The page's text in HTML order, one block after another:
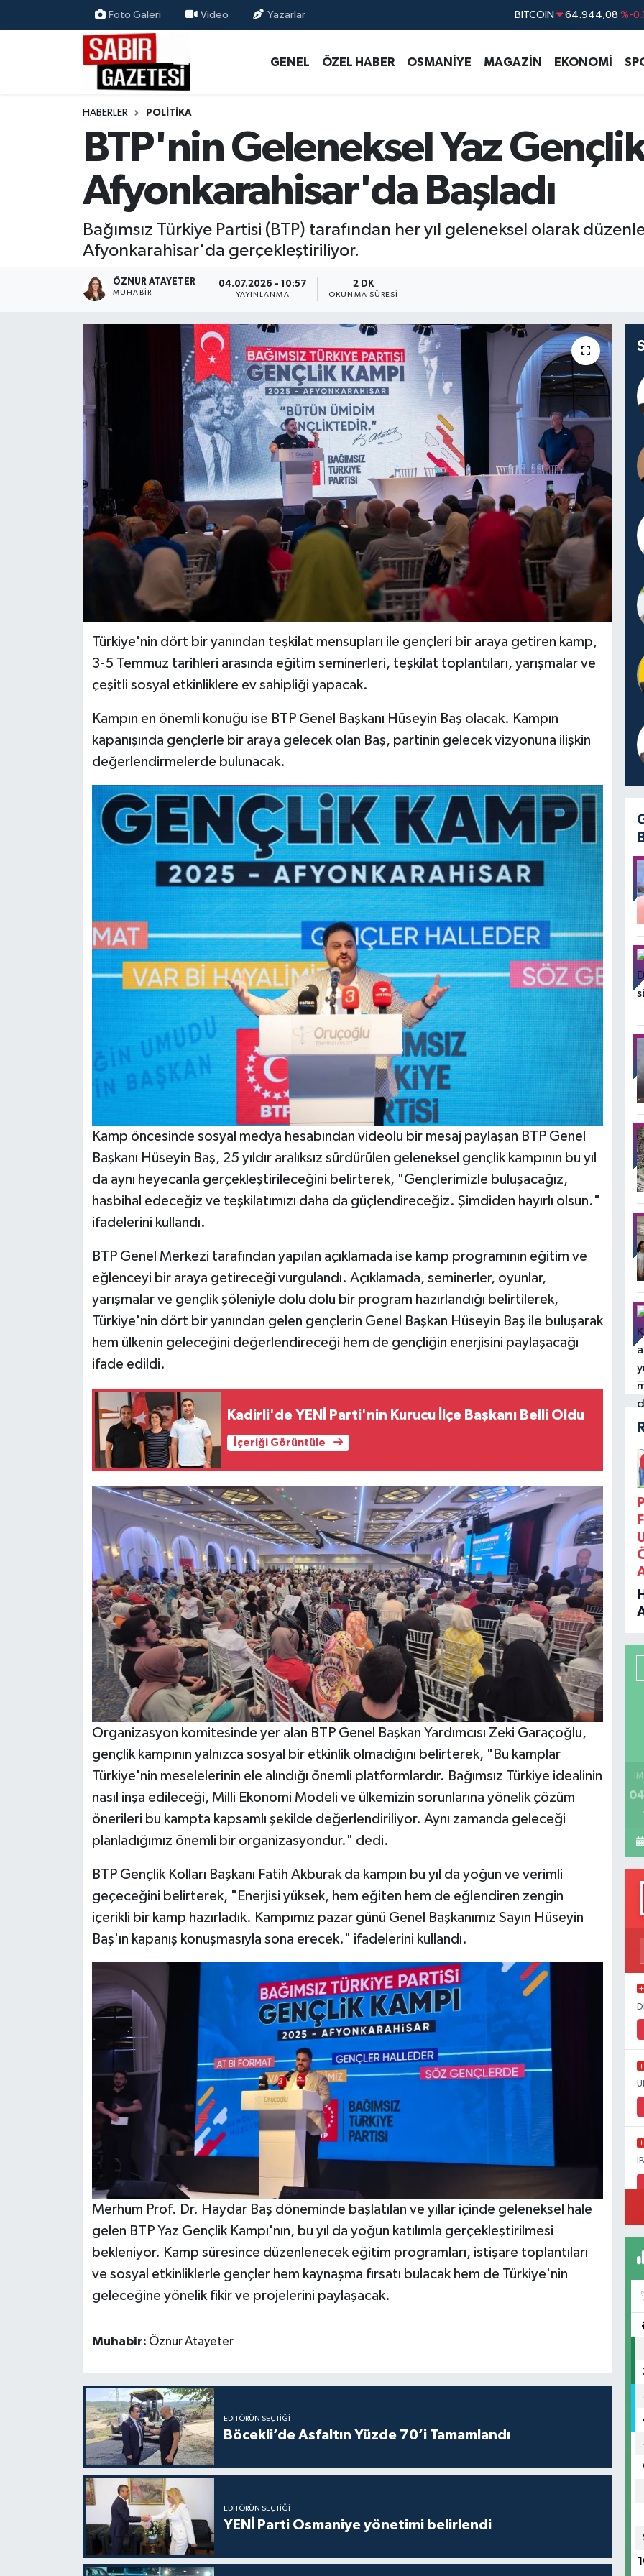
Foto Galeri Video Yazarlar DOLAR 47,7436
STERLİN 64,4811
BITCOIN 64.944,08 %-
GENEL ÖZEL HABER OSMANİYE MAGAZİN EKONOMİ
HABERLER POLITIKA
BTP'nin Geleneksel Yaz
Afyonkarahisar'da Başladı
Bağımsız Türkiye Partisi (BTP) tarafından her yıl geleneksel olarak
Afyonkarahisar'da gerçekleştiriliyor.
ÖZNUR ATAYETER
MUHABIR
04.07.2026 - 10:57
YAYINLANMA
2 DK
OKUNMA SÜRESI
Türkiye'nin dört bir yanından teşkilat mensupları ile gençleri bir araya getiren kamp,
3-5 Temmuz tarihleri arasında eğitim seminerleri, teşkilat toplantıları, yarışmalar ve
çeşitli sosyal etkinliklere ev sahipliği yapacak.
Kampın en önemli konuğu ise BTP Genel Başkanı Hüseyin Baş olacak. Kampın
kapanışında gençlerle bir araya gelecek olan Baş, partinin gelecek vizyonuna ilişkin
değerlendirmelerde bulunacak.
Kamp öncesinde sosyal medya hesabından videolu bir mesaj paylaşan BTP Genel
Başkanı Hüseyin Baş, 25 yıldır aralıksız sürdürülen geleneksel gençlik kampının bu yıl
da aynı heyecanla gerçekleştirileceğini belirterek, "Gençlerimizle buluşacağız,
hasbihal edeceğiz ve teşkilatımızı daha da güçlendireceğiz. Şimdiden hayırlı olsun."
ifadelerini kullandı.
BTP Genel Merkezi tarafından yapılan açıklamada ise kamp programının eğitim ve
eğlenceyi bir araya getireceği vurgulandı. Açıklamada, seminerler, oyunlar,
yarışmalar ve gençlik şöleniyle dolu dolu bir program hazırlandığı belirtilerek,
Türkiye'nin dört bir yanından gelen gençlerin Genel Başkan Hüseyin Baş ile buluşarak
hem ülkenin geleceğini değerlendireceği hem de gençliğin enerjisini paylaşacağı
ifade edildi.
Kadirli'de YENİ Parti'nin Kurucu İlçe Başkanı Belli Oldu
İçeriği Görüntüle
Organizasyon komitesinde yer alan BTP Genel Başkan Yardımcısı Zeki Garaçoğlu,
gençlik kampının yalnızca sosyal bir etkinlik olmadığını belirterek, "Bu kamplar
Türkiye'nin meselelerinin ele alındığı önemli platformlardır. Bağımsız Türkiye idealinin
nasıl inşa edileceği, Milli Ekonomi Modeli ve ülkemizin sorunlarına yönelik çözüm
önerileri bu kampta kapsamlı şekilde değerlendiriliyor. Aynı zamanda geleceği
planladığımız önemli bir organizasyondur." dedi.
BTP Gençlik Kolları Başkanı Fatih Akburak da kampın bu yıl da yoğun ve verimli
geçeceğini belirterek, "Enerjisi yüksek, hem eğiten hem de eğlendiren zengin
içerikli bir kamp hazırladık. Kampımız pazar günü Genel Başkanımız Sayın Hüseyin
Baş'ın kapanış konuşmasıyla sona erecek." ifadelerini kullandı.
Merhum Prof. Dr. Haydar Baş döneminde başlatılan ve yıllar içinde geleneksel hale
gelen BTP Yaz Gençlik Kampı'nın, bu yıl da yoğun katılımla gerçekleştirilmesi
bekleniyor. Kamp süresince düzenlenecek eğitim programları, istişare toplantıları
ve sosyal etkinliklerle gençler hem kaynaşma fırsatı bulacak hem de Türkiye'nin
geleceğine yönelik fikir ve projelerini paylaşacak.
Muhabir: Öznur Atayeter
EDITÖRÜN SEÇTIĞI
Böcekli’de Asfaltın Yüzde 70’i Tamamlandı
EDITÖRÜN SEÇTIĞI
YENİ Parti Osmaniye yönetimi belirlendi
ÖZEL HABER
MAGAZİN
EKONOMİ
RESMİ İLANLAR
Osmaniye Nöbetçi Eczaneler
Osmaniye Hava Durumu
Osmaniye Trafik Yoğunluk Haritası
Süper Lig Puan Durumu ve Fikstür
Tüm Manşetler
Son Dakika Haberleri
Haber Arşivi